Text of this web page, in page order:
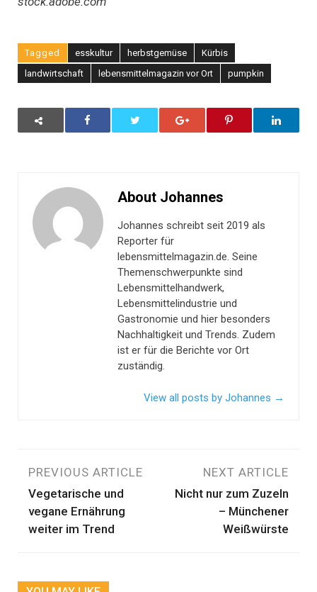
Tagged esskultur herbstgemüse
Kürbis
landwirtschaft
lebensmittelmagazin vor Ort pumpkin
About Johannes
Johannes schreibt seit 2019 als
Reporter für
lebensmittelmagazin.de. Seine
Themenschwerpunkte sind
Lebensmittelhandwerk,
Lebensmittelindustrie und
Gastronomie und hier besonders
Nachhaltigkeit und Trends. Zudem
ist er für die Berichte vor Ort
zuständig.
View all posts by Johannes →
Beitragsnavigation
PREVIOUS ARTICLE
Vegetarische und
vegane Ernährung
weiter im Trend
NEXT ARTICLE
Nicht nur zum Zuzeln
– Münchener
Weißwürste